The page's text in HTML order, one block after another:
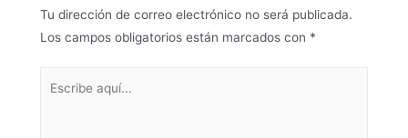
Tu dirección de correo electrónico no será publicada.
Los campos obligatorios están marcados con *